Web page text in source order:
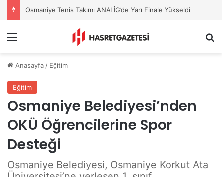
OKÜ’de Tanıtım ve Tercih Günleri Başladı
Anasayfa / Eğitim
Eğitim
Osmaniye Belediyesi’nden
OKÜ Öğrencilerine Spor
Desteği
Osmaniye Belediyesi, Osmaniye Korkut Ata